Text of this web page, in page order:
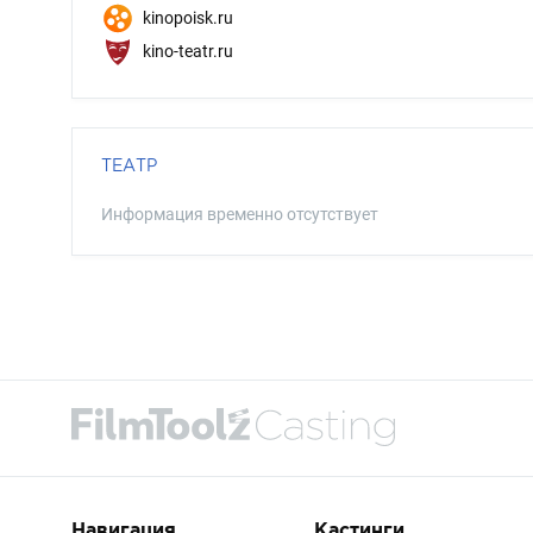
kinopoisk.ru
kino-teatr.ru
ТЕАТР
Информация временно отсутствует